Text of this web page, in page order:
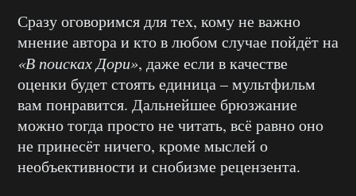
Сразу оговоримся для тех, кому не важно
мнение автора и кто в любом случае пойдёт на
«В поисках Дори», даже если в качестве
оценки будет стоять единица – мультфильм
вам понравится. Дальнейшее брюзжание
можно тогда просто не читать, всё равно оно
не принесёт ничего, кроме мыслей о
необъективности и снобизме рецензента.